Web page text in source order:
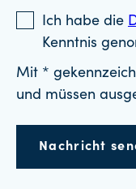
Ich habe die
Kenntnis
Mit *
und müssen
Nachricht